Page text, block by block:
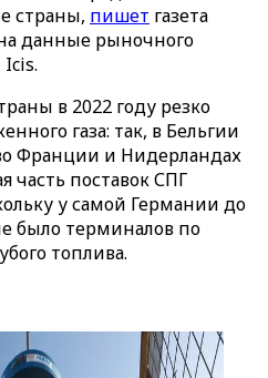
страны, пишет газета
данные рыночного
в 2022 году резко
газа: так, в Бельгии
Франции и Нидерландах
часть поставок СПГ
у самой Германии до
было терминалов по
топлива.